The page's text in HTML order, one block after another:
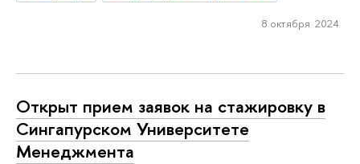
8 октября 2024
Открыт прием заявок на стажировку в
Сингапурском Университете
Менеджмента